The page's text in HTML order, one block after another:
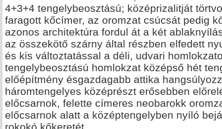
4+3+4 tengelybeosztású; középrizalitját
faragott kőcímer, az oromzat csúcsát pedig
azonos architektúra fordul át a két
az összekötő szárny által részben elfedett
és kis változtatással a déli, udvari
tengelybeosztású homlokzat középső hét
előépítmény ésgazdagabb attika
háromtengelyes középrészt erősebben
előcsarnok, felette címeres neobarokk
előcsarnok alatt a középtengelyben nyíló